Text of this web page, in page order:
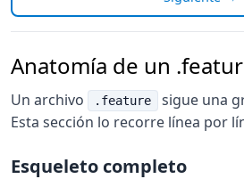
Anatomía de un
Un archivo .feature
sigue una
Esta sección lo recorre línea por
Esqueleto completo